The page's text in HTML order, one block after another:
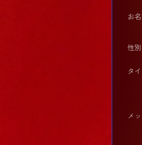
お
性別
タ
メ